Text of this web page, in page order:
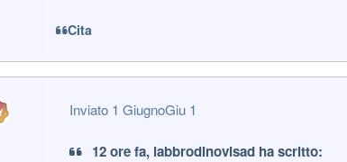
Cita
Inviato 1 GiugnoGiu 1
12 ore fa, labbrodinovisad ha scritto: